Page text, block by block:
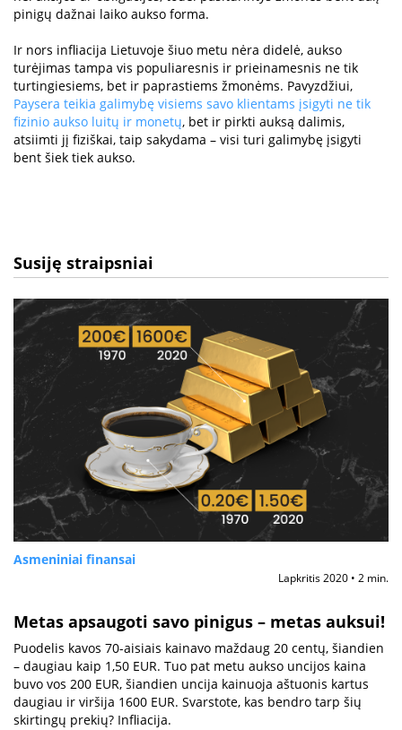
pinigų dažnai laiko aukso forma.
Ir nors infliacija Lietuvoje šiuo metu nėra didelė, aukso
turėjimas tampa vis populiaresnis ir prieinamesnis ne tik
turtingiesiems, bet ir paprastiems žmonėms. Pavyzdžiui,
Paysera teikia galimybę visiems savo klientams įsigyti ne tik
fizinio aukso luitų ir monetų, bet ir pirkti auksą dalimis,
atsiimti jį fiziškai, taip sakydama – visi turi galimybę įsigyti
bent šiek tiek aukso.
Susiję straipsniai
Asmeniniai finansai
Lapkritis 2020 • 2 min.
Metas apsaugoti savo pinigus – metas auksui!
Puodelis kavos 70-aisiais kainavo maždaug 20 centų, šiandien
– daugiau kaip 1,50 EUR. Tuo pat metu aukso uncijos kaina
buvo vos 200 EUR, šiandien uncija kainuoja aštuonis kartus
daugiau ir viršija 1600 EUR. Svarstote, kas bendro tarp šių
skirtingų prekių? Infliacija.